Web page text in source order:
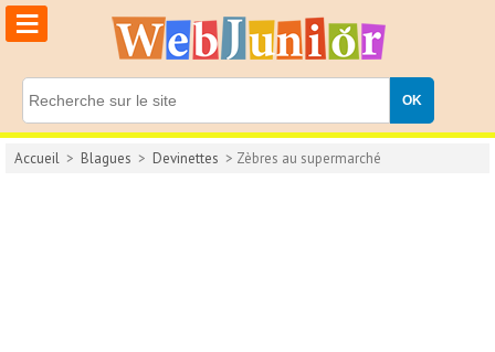
≡
Accueil > Blagues > Devinettes > Zèbres au supermarché